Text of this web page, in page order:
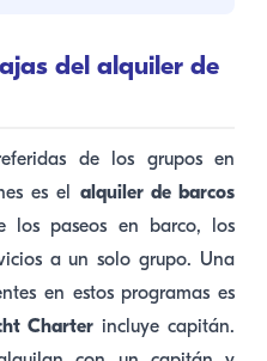
del alquiler de
de los grupos en
es el alquiler de barcos
los paseos en barco, los
a un solo grupo. Una
en estos programas es
Charterincluye capitán.